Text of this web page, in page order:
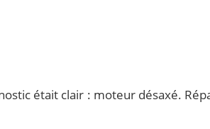
était clair : moteur désaxé.